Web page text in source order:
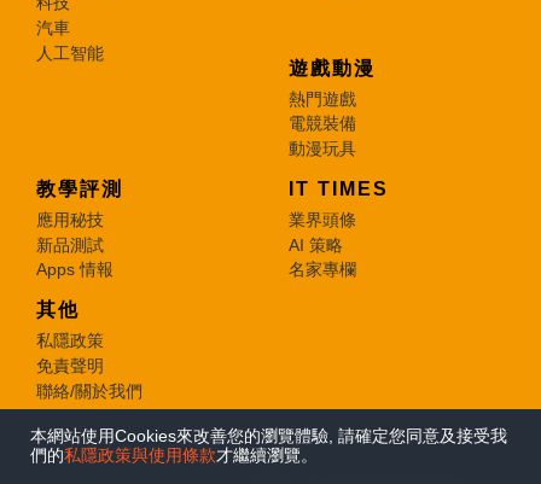
汽車
人工智能
遊戲動漫
熱門遊戲
電競裝備
動漫玩具
教學評測
應用秘技
新品測試
Apps 情報
IT TIMES
業界頭條
AI 策略
名家專欄
其他
私隱政策
免責聲明
聯絡/關於我們
© 2026 e-zone. All Rights Reserved.
本網站使用Cookies來改善您的瀏覽體驗, 請確定您同意及接受我
們的私隱政策與使用條款才繼續瀏覽。